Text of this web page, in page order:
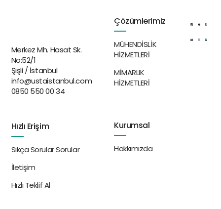
Neden Usta İstanbul?
Deneyimli ve uzman ekibimiz ile hızlı ve etkili
hizmet
Kaçak akım koruma rölelerinin işletme güvenliği
açısından büyük önem taşıdığı göz önüne alındığında,
bu cihazların test edilmesi ve doğru çalıştığından emin
konuda müşterilerimize profesyonel ve kaliteli bir
Merkez Mh. Hasat Sk.
No:52/1
Şişli / İstanbul
info@ustaistanbul.com
0850 550 00 34
Hızlı Erişim
Sıkça Sorular Sorular
İletişim
Hızlı Teklif Al
Çözümlerimiz
MÜHENDİSLİK
HİZMETLERİ
MİMARLIK
HİZMETLERİ
Kurumsal
Hakkımızda